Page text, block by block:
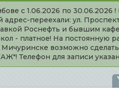
с 1.06.2026 по
переехали: ул.
Роснефть и бывшим кафе
- платное! На постоянную
возможно
Телефон для записи